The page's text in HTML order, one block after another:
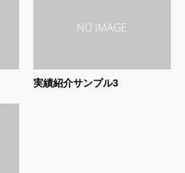
実績紹介サンプル3